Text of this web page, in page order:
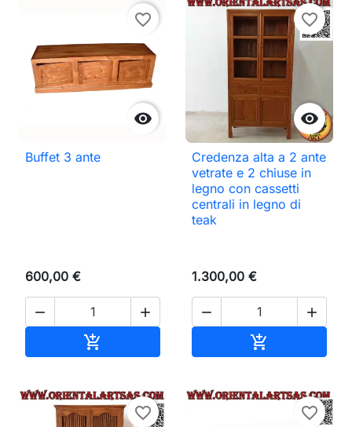

favorite_border
Buffet 3 ante
600,00 €
 


favorite_border
Credenza alta a 2 ante
vetrate e 2 chiuse in
legno con cassetti
centrali in legno di
teak
1.300,00 €
 

favorite_border favorite_border